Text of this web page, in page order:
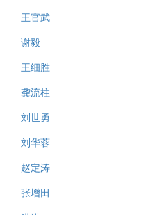
王官武
谢毅
王细胜
龚流柱
刘世勇
刘华蓉
赵定涛
张增田